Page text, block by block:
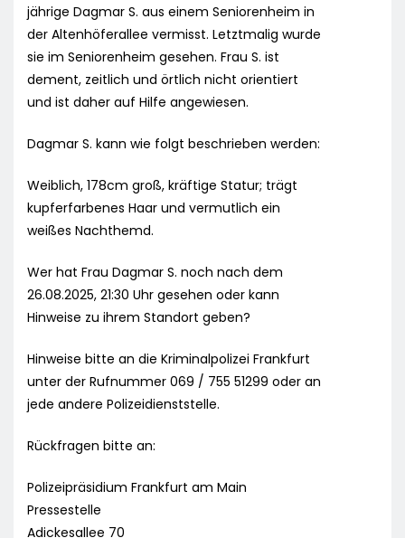
jährige Dagmar S. aus einem Seniorenheim in
der Altenhöferallee vermisst. Letztmalig wurde
sie im Seniorenheim gesehen. Frau S. ist
dement, zeitlich und örtlich nicht orientiert
und ist daher auf Hilfe angewiesen.
Dagmar S. kann wie folgt beschrieben werden:
Weiblich, 178cm groß, kräftige Statur; trägt
kupferfarbenes Haar und vermutlich ein
weißes Nachthemd.
Wer hat Frau Dagmar S. noch nach dem
26.08.2025, 21:30 Uhr gesehen oder kann
Hinweise zu ihrem Standort geben?
Hinweise bitte an die Kriminalpolizei Frankfurt
unter der Rufnummer 069 / 755 51299 oder an
jede andere Polizeidienststelle.
Rückfragen bitte an:
Polizeipräsidium Frankfurt am Main
Pressestelle
Adickesallee 70